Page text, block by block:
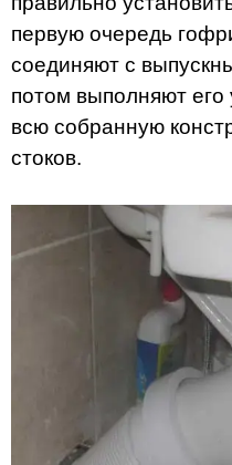
первую очередь
соединяют с
потом выполняют его
всю собранную
стоков.